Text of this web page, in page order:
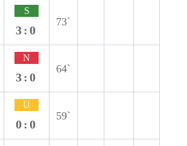
S
3:0
73`
N
3:0
64`
U
0:0
59`